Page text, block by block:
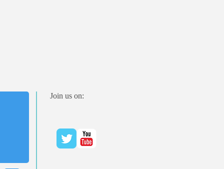
Join us on: